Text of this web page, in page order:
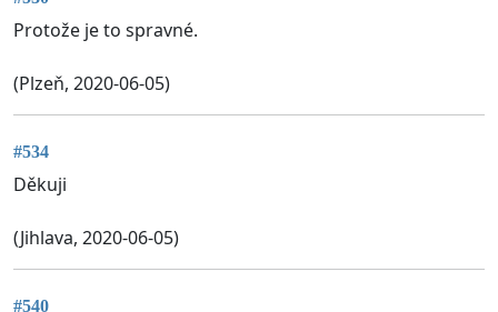
Protože je to spravné.
(Plzeň, 2020-06-05)
#534
Děkuji
(Jihlava, 2020-06-05)
#540